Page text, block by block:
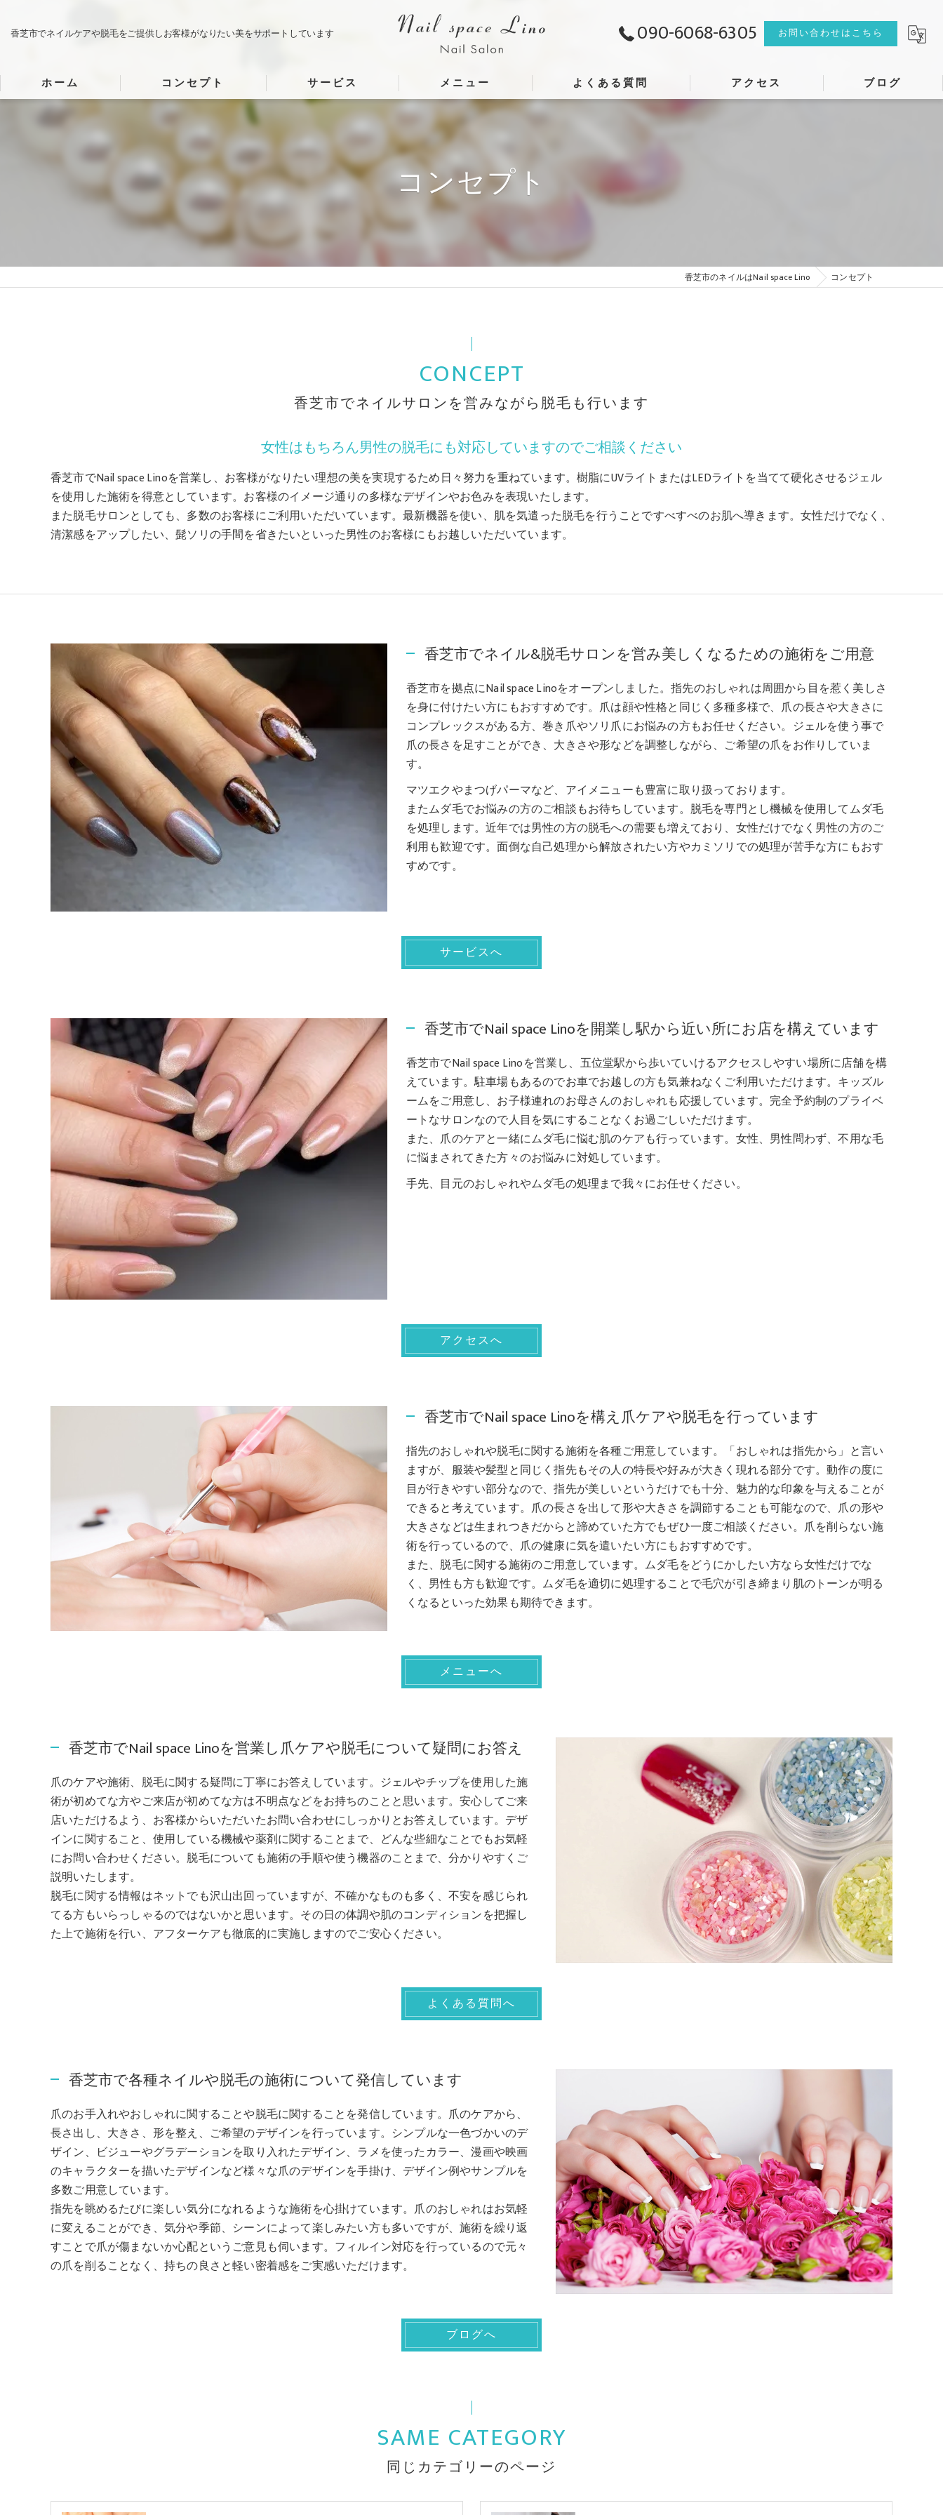
香芝市でネイルケアや脱毛をご提供しお客様がなりたい美をサポートしています 090-6068-6305 お問い合わせはこちら
ホーム コンセプト サービス メニュー よくある質問 アクセス ブログ
コンセプト
香芝市のネイルはNail space Lino コンセプト
香芝市でネイルサロンを営みながら脱毛も行います
CONCEPT
女性はもちろん男性の脱毛にも対応していますのでご相談ください
香芝市でNail space Linoを営業し、お客様がなりたい理想の美を実現するため日々努力を重ねています。樹脂にUVライトまたはLEDライトを当てて硬化させるジェル
を使用した施術を得意としています。お客様のイメージ通りの多様なデザインやお色みを表現いたします。
また脱毛サロンとしても、多数のお客様にご利用いただいています。最新機器を使い、肌を気遣った脱毛を行うことですべすべのお肌へ導きます。女性だけでなく、
清潔感をアップしたい、髭ソリの手間を省きたいといった男性のお客様にもお越しいただいています。
香芝市でネイル&脱毛サロンを営み美しくなるための施術をご用意
香芝市を拠点にNail space Linoをオープンしました。指先のおしゃれは周囲から目を惹く美しさ
を身に付けたい方にもおすすめです。爪は顔や性格と同じく多種多様で、爪の長さや大きさに
コンプレックスがある方、巻き爪やソリ爪にお悩みの方もお任せください。ジェルを使う事で
爪の長さを足すことができ、大きさや形などを調整しながら、ご希望の爪をお作りしていま
す。
マツエクやまつげパーマなど、アイメニューも豊富に取り扱っております。
またムダ毛でお悩みの方のご相談もお待ちしています。脱毛を専門とし機械を使用してムダ毛
を処理します。近年では男性の方の脱毛への需要も増えており、女性だけでなく男性の方のご
利用も歓迎です。面倒な自己処理から解放されたい方やカミソリでの処理が苦手な方にもおす
すめです。
サービスへ
香芝市でNail space Linoを開業し駅から近い所にお店を構えています
香芝市でNail space Linoを営業し、五位堂駅から歩いていけるアクセスしやすい場所に店舗を構
えています。駐車場もあるのでお車でお越しの方も気兼ねなくご利用いただけます。キッズル
ームをご用意し、お子様連れのお母さんのおしゃれも応援しています。完全予約制のプライベ
ートなサロンなので人目を気にすることなくお過ごしいただけます。
また、爪のケアと一緒にムダ毛に悩む肌のケアも行っています。女性、男性問わず、不用な毛
に悩まされてきた方々のお悩みに対処しています。
手先、目元のおしゃれやムダ毛の処理まで我々にお任せください。
アクセスへ
香芝市でNail space Linoを構え爪ケアや脱毛を行っています
指先のおしゃれや脱毛に関する施術を各種ご用意しています。「おしゃれは指先から」と言い
ますが、服装や髪型と同じく指先もその人の特長や好みが大きく現れる部分です。動作の度に
目が行きやすい部分なので、指先が美しいというだけでも十分、魅力的な印象を与えることが
できると考えています。爪の長さを出して形や大きさを調節することも可能なので、爪の形や
大きさなどは生まれつきだからと諦めていた方でもぜひ一度ご相談ください。爪を削らない施
術を行っているので、爪の健康に気を遣いたい方にもおすすめです。
また、脱毛に関する施術のご用意しています。ムダ毛をどうにかしたい方なら女性だけでな
く、男性も方も歓迎です。ムダ毛を適切に処理することで毛穴が引き締まり肌のトーンが明る
くなるといった効果も期待できます。
メニューへ
香芝市でNail space Linoを営業し爪ケアや脱毛について疑問にお答え
爪のケアや施術、脱毛に関する疑問に丁寧にお答えしています。ジェルやチップを使用した施
術が初めてな方やご来店が初めてな方は不明点などをお持ちのことと思います。安心してご来
店いただけるよう、お客様からいただいたお問い合わせにしっかりとお答えしています。デザ
インに関すること、使用している機械や薬剤に関することまで、どんな些細なことでもお気軽
にお問い合わせください。脱毛についても施術の手順や使う機器のことまで、分かりやすくご
説明いたします。
脱毛に関する情報はネットでも沢山出回っていますが、不確かなものも多く、不安を感じられ
てる方もいらっしゃるのではないかと思います。その日の体調や肌のコンディションを把握し
た上で施術を行い、アフターケアも徹底的に実施しますのでご安心ください。
よくある質問へ
香芝市で各種ネイルや脱毛の施術について発信しています
爪のお手入れやおしゃれに関することや脱毛に関することを発信しています。爪のケアから、
長さ出し、大きさ、形を整え、ご希望のデザインを行っています。シンプルな一色づかいのデ
ザイン、ビジューやグラデーションを取り入れたデザイン、ラメを使ったカラー、漫画や映画
のキャラクターを描いたデザインなど様々な爪のデザインを手掛け、デザイン例やサンプルを
多数ご用意しています。
指先を眺めるたびに楽しい気分になれるような施術を心掛けています。爪のおしゃれはお気軽
に変えることができ、気分や季節、シーンによって楽しみたい方も多いですが、施術を繰り返
すことで爪が傷まないか心配というご意見も伺います。フィルイン対応を行っているので元々
の爪を削ることなく、持ちの良さと軽い密着感をご実感いただけます。
ブログへ
同じカテゴリーのページ
SAME CATEGORY